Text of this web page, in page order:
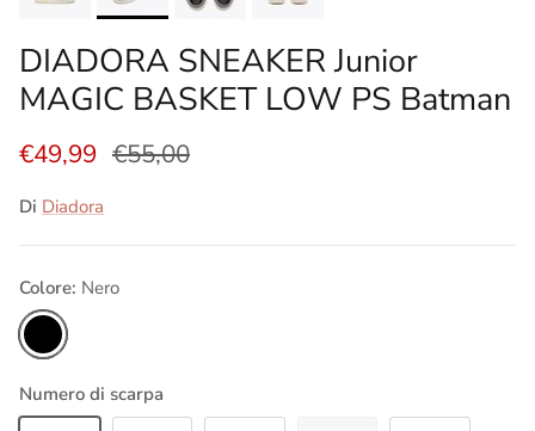
DIADORA SNEAKER Junior
MAGIC BASKET LOW PS Batman
€49,99 €55,00
Di Diadora
Colore: Nero
Nero
Numero di scarpa